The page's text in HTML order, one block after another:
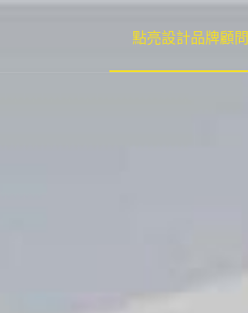
點亮設計品牌顧問